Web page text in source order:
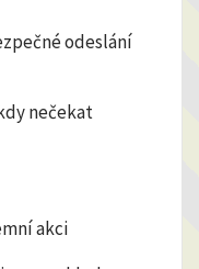
odeslání
nečekat
akci